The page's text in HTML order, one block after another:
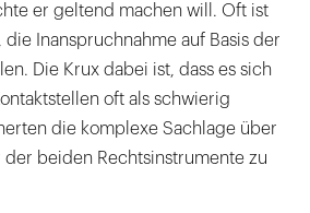
er geltend machen will. Oft ist
Inanspruchnahme auf Basis der
Die Krux dabei ist, dass es sich
oft als schwierig
die komplexe Sachlage über
der beiden Rechtsinstrumente zu